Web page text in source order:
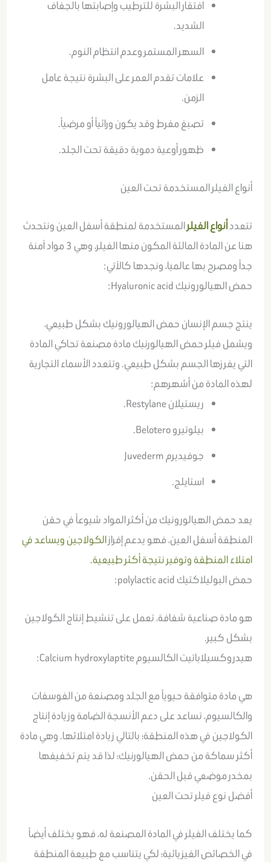
افتقار البشرة للترطيب وإصابتها بالجفاف
الشديد.
السهر المستمر وعدم انتظام النوم.
علامات تقدم العمر على البشرة نتيجة عامل
الزمن.
تصبغ مفرط وقد يكون وراثياً أو مرضياً.
ظهور أوعية دموية دقيقة تحت الجلد.
أنواع الفيلر المستخدمة تحت العين
تتعددأنواع الفيلرالمستخدمة لمنطقة أسفل العين ونتحدث
هنا عن المادة المالئة المكون منها الفيلر، وهي 3 مواد آمنة
جداً ومصرح بها عالميا، ونجدها كالآتي:
حمض الهيالورونيك Hyaluronic acid:
ينتج جسم الإنسان حمض الهيالورونيك بشكل طبيعي،
ويشمل فيلر حمض الهيالورنيك مادة مصنعة تحاكي المادة
التي يفرزها الجسم بشكل طبيعي. وتتعدد الأسماء التجارية
لهذه المادة من أشهرهم:
ريستيلان Restylane.
بيلوتيرو Belotero.
جوفيديرم Juvederm
استايلج.
يعد حمض الهيالورونيك من أكثر المواد شيوعاً في حقن
المنطقة أسفل العين، فهو يدعم إفرازالكولاجين ويساعد في
امتلاء المنطقة وتوفير نتيجة أكثر طبيعية.
حمض البوليلاكتيك polylactic acid:
هو مادة صناعية شفافة، تعمل على تنشيط إنتاج الكولاجين
بشكل كبير.
هيدروكسيلاباتيت الكالسيوم Calcium hydroxylaptite:
هي مادة متوافقة حيوياً مع الجلد ومصنعة من الفوسفات
والكالسيوم، تساعد على دعم الأنسجة الضامة وزيادة إنتاج
الكولاجين في هذه المنطقة؛ بالتالي زيادة امتلائها. وهي مادة
أكثر سماكة من حمض الهيالورنيك؛ لذا قد يتم تخفيفها
بمخدر موضعي قبل الحقن.
أفضل نوع فيلر تحت العين
كما يختلف الفيلر في المادة المصنعة له، فهو يختلف أيضاً
في الخصائص الفيزيائية؛ لكي يتناسب مع طبيعة المنطقة